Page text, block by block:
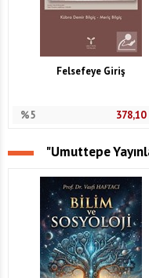
Felsefeye Giriş
%5 378,10
"Umuttepe